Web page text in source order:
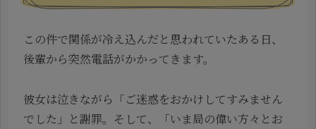
この件で関係が冷え込んだと思われていたある日、
後輩から突然電話がかかってきます。
彼女は泣きながら「ご迷惑をおかけしてすみません
でした」と謝罪。そして、「いま局の偉い方々とお